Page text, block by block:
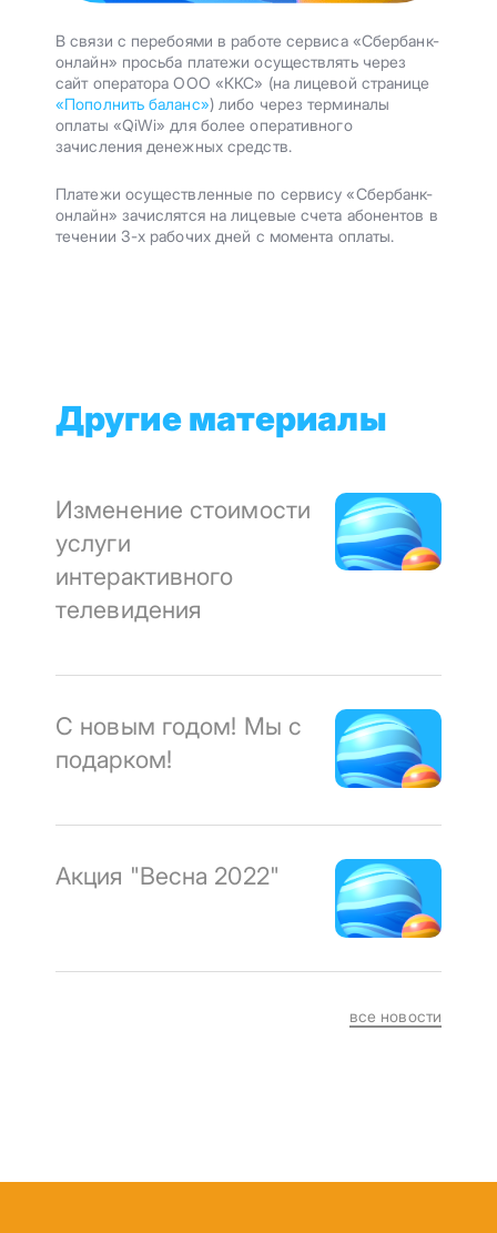
В связи с перебоями в работе сервиса «Сбербанк-
онлайн» просьба платежи осуществлять через
сайт оператора ООО «ККС» (на лицевой странице
«Пополнить баланс») либо через терминалы
оплаты «QiWi» для более оперативного
зачисления денежных средств.
Платежи осуществленные по сервису «Сбербанк-
онлайн» зачислятся на лицевые счета абонентов в
течении 3-х рабочих дней с момента оплаты.
Другие материалы
Изменение стоимости
услуги
интерактивного
телевидения
С новым годом! Мы с
подарком!
Акция "Весна 2022"
все новости